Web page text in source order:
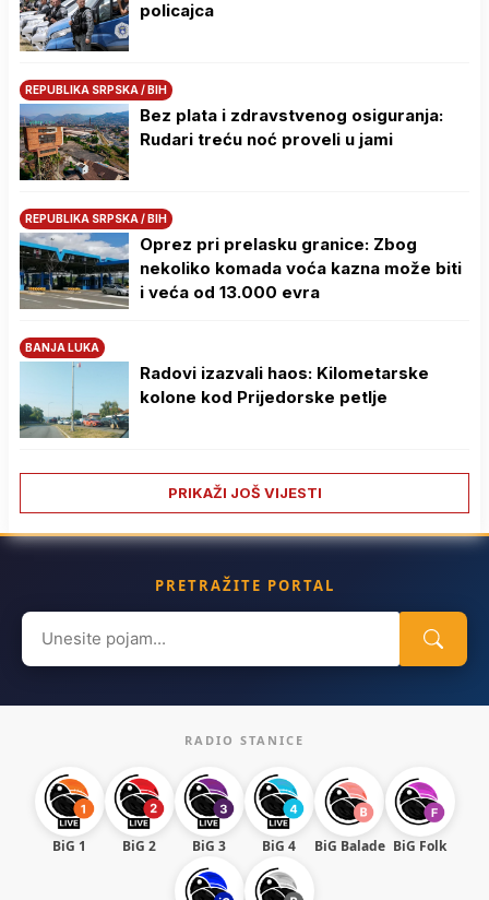
policajca
REPUBLIKA SRPSKA / BIH
Bez plata i zdravstvenog osiguranja:
Rudari treću noć proveli u jami
REPUBLIKA SRPSKA / BIH
Oprez pri prelasku granice: Zbog
nekoliko komada voća kazna može biti
i veća od 13.000 evra
BANJA LUKA
Radovi izazvali haos: Kilometarske
kolone kod Prijedorske petlje
PRIKAŽI JOŠ VIJESTI
PRETRAŽITE PORTAL
Search
for:
RADIO STANICE
BiG 1 BiG 2 BiG 3 BiG 4 BiG Balade BiG Folk